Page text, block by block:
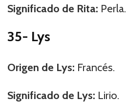
Significado de Rita: Perla.
35- Lys
Origen de Lys: Francés.
Significado de Lys: Lirio.